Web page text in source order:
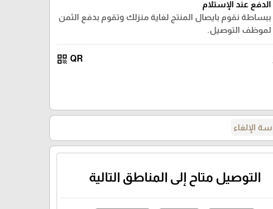
الدفع عند الإستلام
ببساطة نقوم بايصال المنتج لغاية منزلك وتقوم بدفع الثمن
لموظف التوصيل.
QR
qr_code
الإلغاء
التوصيل متاح إلى المناطق التالية